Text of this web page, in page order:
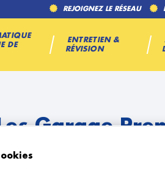
REJOIGNEZ LE RÉSEAU
DE
ENTRETIEN &
RÉVISION
Garage